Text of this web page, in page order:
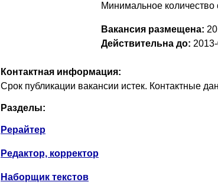
Минимальное
Вакансия размещена:
Действительна до:
Контактная информация:
Срок публикации вакансии истек. Контактные
Разделы:
Рерайтер
Редактор, корректор
Наборщик текстов